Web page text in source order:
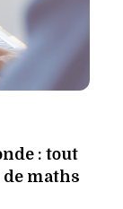
: tout
maths